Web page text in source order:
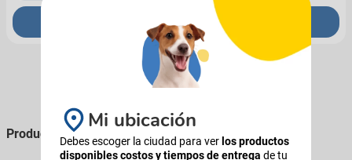
Productos que podés comprarle a tu perro
Mi ubicación
Debes escoger la ciudad para ver los productos
disponibles costos y tiempos de entrega de tu